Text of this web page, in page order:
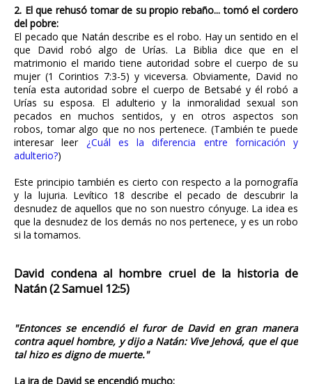
2. El que rehusó tomar de su propio rebaño... tomó el cordero
del pobre:
El pecado que Natán describe es el robo. Hay un sentido en el
que David robó algo de Urías. La Biblia dice que en el
matrimonio el marido tiene autoridad sobre el cuerpo de su
mujer (1 Corintios 7:3-5) y viceversa. Obviamente, David no
tenía esta autoridad sobre el cuerpo de Betsabé y él robó a
Urías su esposa. El adulterio y la inmoralidad sexual son
pecados en muchos sentidos, y en otros aspectos son
robos, tomar algo que no nos pertenece. (También te puede
interesar leer ¿Cuál es la diferencia entre fornicación y
adulterio?)
Este principio también es cierto con respecto a la pornografía
y la lujuria. Levítico 18 describe el pecado de descubrir la
desnudez de aquellos que no son nuestro cónyuge. La idea es
que la desnudez de los demás no nos pertenece, y es un robo
si la tomamos.
David condena al hombre cruel de la historia de
Natán (2 Samuel 12:5)
"Entonces se encendió el furor de David en gran manera
contra aquel hombre, y dijo a Natán: Vive Jehová, que el que
tal hizo es digno de muerte."
La ira de David se encendió mucho: